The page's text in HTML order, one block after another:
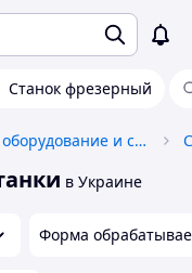
Станок фрезерный
Промышленное оборудование и станки
в Украине
Форма